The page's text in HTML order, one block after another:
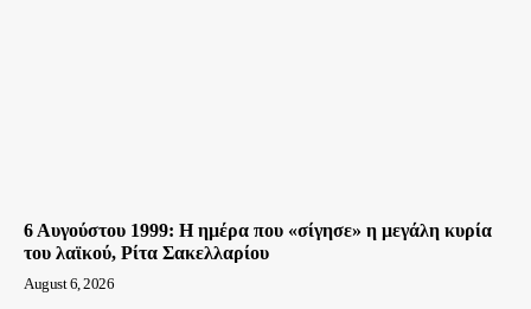
6 Αυγούστου 1999: Η ημέρα που «σίγησε» η μεγάλη κυρία
του λαϊκού, Ρίτα Σακελλαρίου
August 6, 2026